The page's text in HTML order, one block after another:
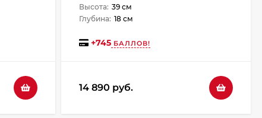
Высота: 39 см
Глубина: 18 см
+745 БАЛЛОВ!
14 890 руб.